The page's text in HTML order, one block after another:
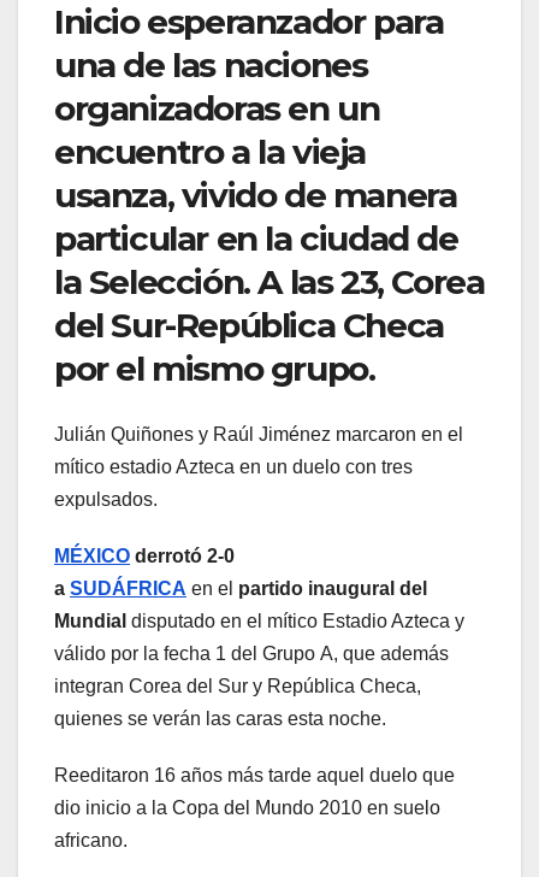
Inicio esperanzador para
una de las naciones
organizadoras en un
encuentro a la vieja
usanza, vivido de manera
particular en la ciudad de
la Selección. A las 23, Corea
del Sur-República Checa
por el mismo grupo.
Julián Quiñones y Raúl Jiménez marcaron en el
mítico estadio Azteca en un duelo con tres
expulsados.
MÉXICO derrotó 2-0
a SUDÁFRICA en el partido inaugural del
Mundial disputado en el mítico Estadio Azteca y
válido por la fecha 1 del Grupo A, que además
integran Corea del Sur y República Checa,
quienes se verán las caras esta noche.
Reeditaron 16 años más tarde aquel duelo que
dio inicio a la Copa del Mundo 2010 en suelo
africano.